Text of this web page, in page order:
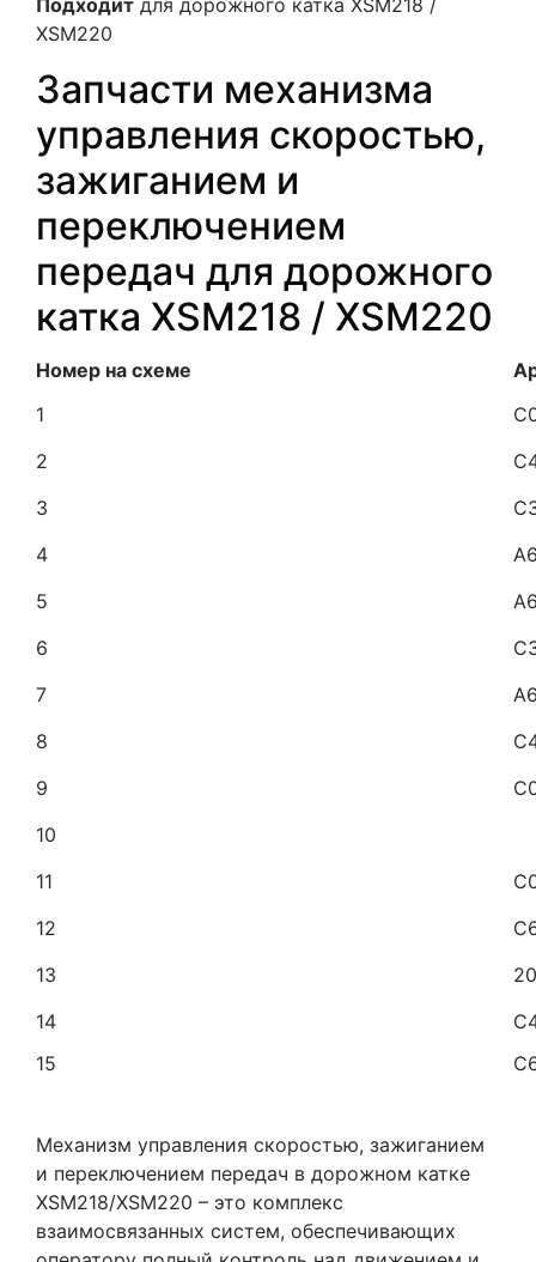
Подходит для дорожного катка XSM218 /
XSM220
Запчасти механизма
управления скоростью,
зажиганием и
переключением
передач для дорожного
катка XSM218 / XSM220
Номер на схеме
1
2
3
4
5
6
7
8
9
10
11
12
13
14
15
Механизм управления скоростью, зажиганием
и переключением передач в дорожном катке
XSM218/XSM220 – это комплекс
взаимосвязанных систем, обеспечивающих